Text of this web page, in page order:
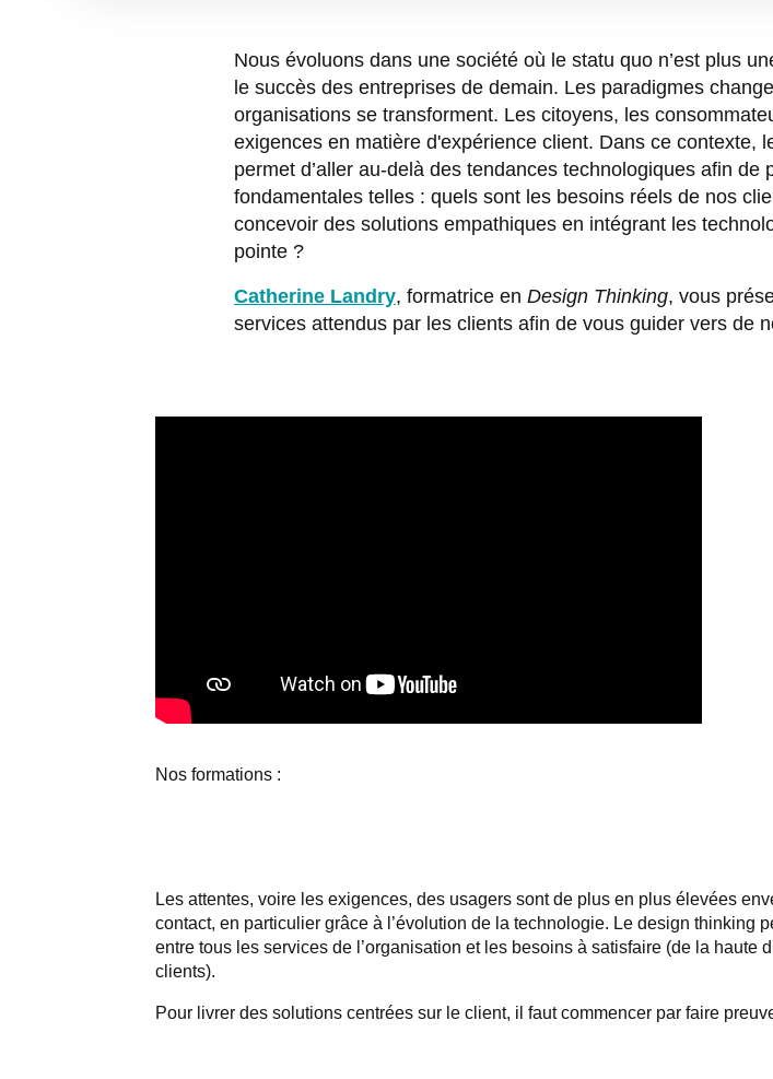
Nous évoluons dans une société où le statu quo n’est plus
le succès des entreprises de demain. Les paradigmes
organisations se transforment. Les citoyens, les
exigences en matière d'expérience client. Dans ce contexte,
permet d’aller au-delà des tendances technologiques afin de
fondamentales telles : quels sont les besoins réels de nos
concevoir des solutions empathiques en intégrant les
pointe ?
Catherine Landry, formatrice en Design Thinking, vous
services attendus par les clients afin de vous guider vers de
Nos formations :
Les attentes, voire les exigences, des usagers sont de plus en plus élevées
contact, en particulier grâce à l’évolution de la technologie. Le design thinking
entre tous les services de l’organisation et les besoins à satisfaire (de la haute
clients).
Pour livrer des solutions centrées sur le client, il faut commencer par faire